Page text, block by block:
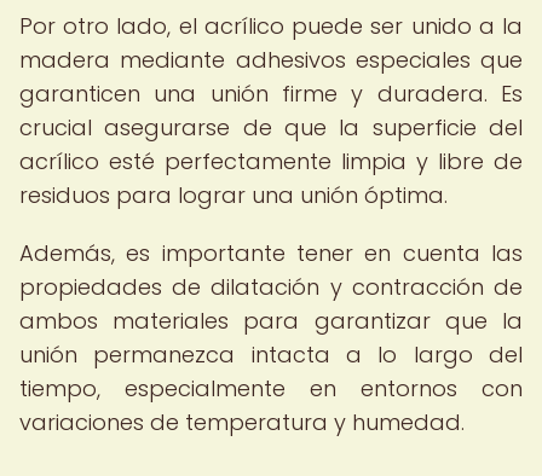
Por otro lado, el acrílico puede ser unido a la
madera mediante adhesivos especiales que
garanticen una unión firme y duradera. Es
crucial asegurarse de que la superficie del
acrílico esté perfectamente limpia y libre de
residuos para lograr una unión óptima.
Además, es importante tener en cuenta las
propiedades de dilatación y contracción de
ambos materiales para garantizar que la
unión permanezca intacta a lo largo del
tiempo, especialmente en entornos con
variaciones de temperatura y humedad.